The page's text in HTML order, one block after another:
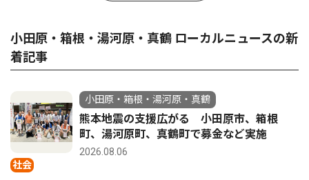
小田原・箱根・湯河原・真鶴 ローカルニュースの新
着記事
社会
小田原・箱根・湯河原・真鶴
熊本地震の支援広がる 小田原市、箱根
町、湯河原町、真鶴町で募金など実施
2026.08.06